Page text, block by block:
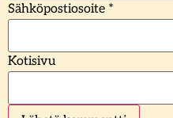
Sähköpostiosoite *
Kotisivu